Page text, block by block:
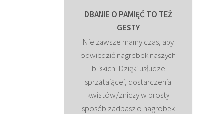
DBANIE O PAMIĘĆ TO TEŻ
GESTY
Nie zawsze mamy czas, aby
odwiedzić nagrobek naszych
bliskich. Dzięki usłudze
sprzątającej, dostarczenia
kwiatów/zniczy w prosty
sposób zadbasz o nagrobek